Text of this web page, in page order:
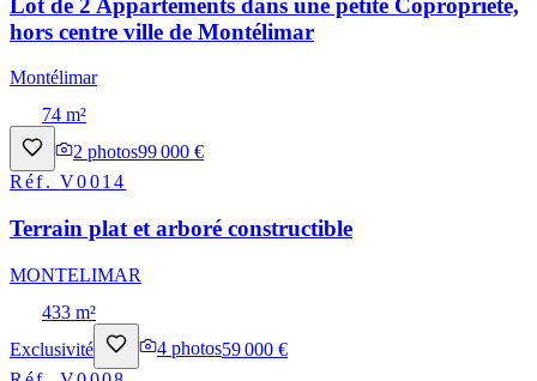
Lot de 2 Appartements dans une petite Copropriété,
hors centre ville de Montélimar
Montélimar
74 m²
2 photos99 000 €
Réf.V0014
Terrain plat et arboré constructible
MONTELIMAR
433 m²
Exclusivité
4 photos59 000 €